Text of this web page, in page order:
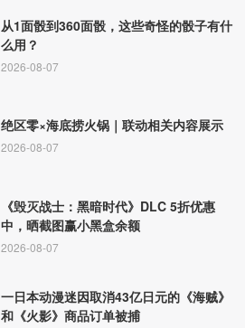
从1面骰到360面骰，这些奇怪的骰子有什
么用？
2026-08-07
绝区零×海底捞火锅｜联动相关内容展示
2026-08-07
《毁灭战士：黑暗时代》DLC 5折优惠
中，晒截图赢小黑盒余额
2026-08-07
一日本动漫迷因取消43亿日元的《海贼》
和《火影》商品订单被捕